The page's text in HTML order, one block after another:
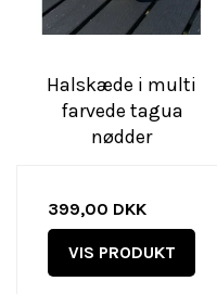
Halskæde i multi
farvede tagua
nødder
399,00 DKK
VIS PRODUKT